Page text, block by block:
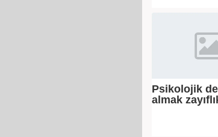
Psikolojik
almak